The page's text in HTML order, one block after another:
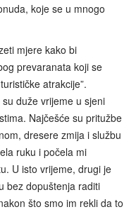
koje se u mnogo
mjere kako bi
prevaranata koji se
atrakcije”.
duže vrijeme u sjeni
Najčešće su pritužbe
dresere zmija i službu
ruku i počela mi
U isto vrijeme, drugi je
bez dopuštenja raditi
što smo im rekli da to